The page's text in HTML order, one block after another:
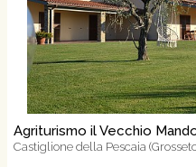
Agriturismo il Vecchio
Castiglione della Pescaia